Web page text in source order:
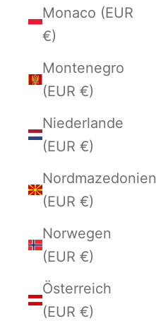
Monaco (EUR
€)
Montenegro
(EUR €)
Niederlande
(EUR €)
Nordmazedonien
(EUR €)
Norwegen
(EUR €)
Österreich
(EUR €)